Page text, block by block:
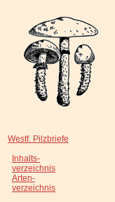
Westf. Pilzbriefe
Inhalts-
verzeichnis
Arten-
verzeichnis